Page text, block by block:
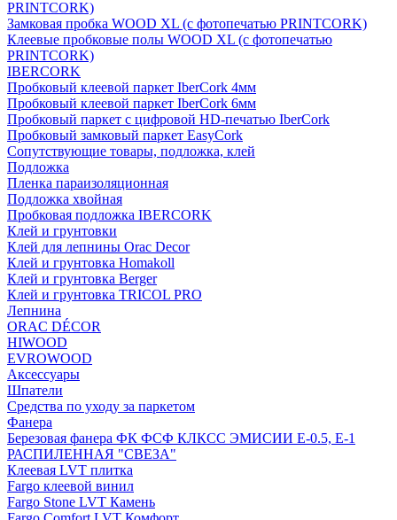
PRINTCORK)
Замковая пробка WOOD XL (с фотопечатью PRINTCORK)
Клеевые пробковые полы WOOD XL (с фотопечатью
PRINTCORK)
IBERCORK
Пробковый клеевой паркет IberCork 4мм
Пробковый клеевой паркет IberCork 6мм
Пробковый паркет с цифровой HD-печатью IberCork
Пробковый замковый паркет EasyCork
Сопутствующие товары, подложка, клей
Подложка
Пленка параизоляционная
Подложка хвойная
Пробковая подложка IBERCORK
Клей и грунтовки
Клей для лепнины Orac Decor
Клей и грунтовка Homakoll
Клей и грунтовка Berger
Клей и грунтовка TRICOL PRO
Лепнина
ORAC DÉCOR
HIWOOD
EVROWOOD
Аксессуары
Шпатели
Средства по уходу за паркетом
Фанера
Березовая фанера ФК ФСФ КЛКСС ЭМИСИИ Е-0.5, Е-1
РАСПИЛЕННАЯ "СВЕЗА"
Клеевая LVT плитка
Fargo клеевой винил
Fargo Stone LVT Камень